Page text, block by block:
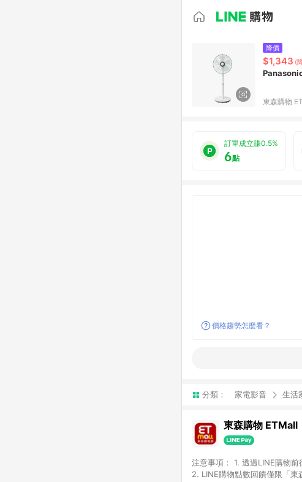
降價
$1,343 (
東森購物
訂單成立賺0.5%
6點
價格趨勢怎麼看？
分類： 家電影音 生活
東森購物 ETMall
注意事項： 1. 透過LINE購物
2. LINE購物點數回饋僅限「